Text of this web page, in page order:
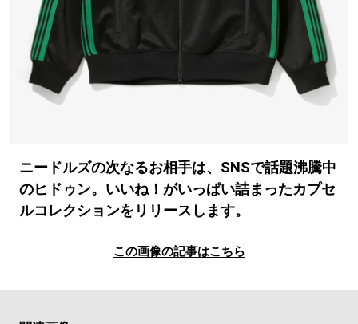
ニードルズの次なるお相手は、SNSで話題沸騰中
のヒドゥン。いいね！がいっぱい詰まったカプセ
ルコレクションをリリースします。
この画像の記事はこちら